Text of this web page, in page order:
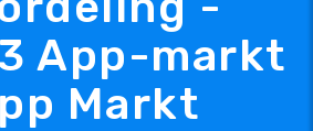
App-markt
Markt